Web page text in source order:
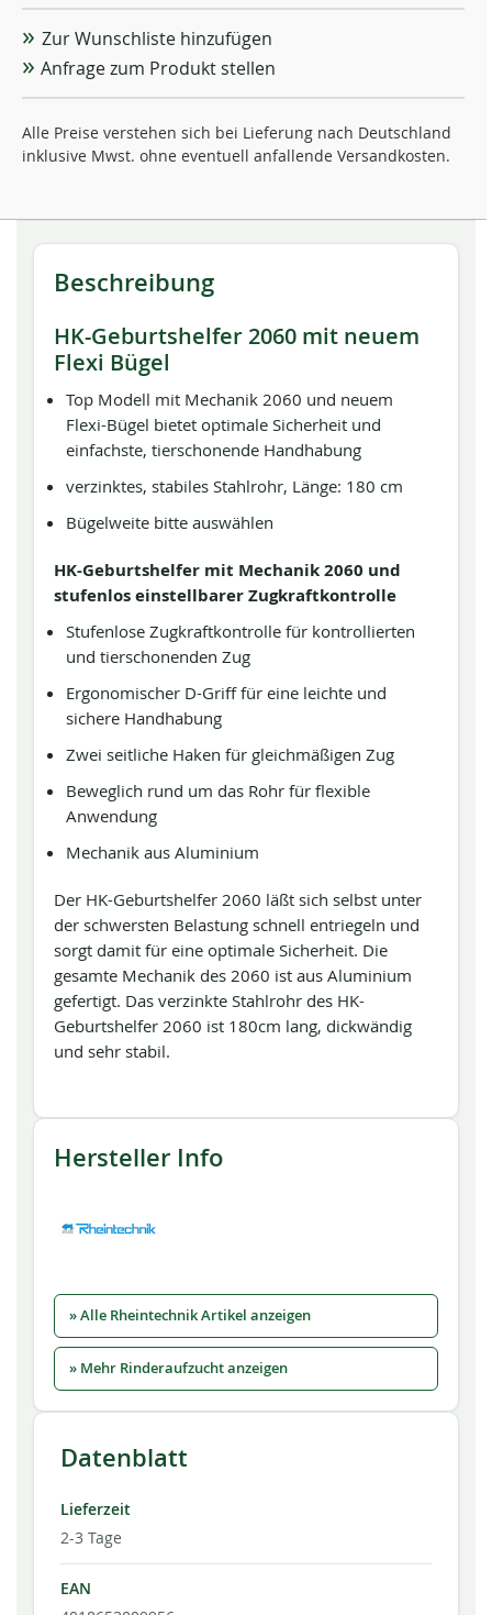
Zur Wunschliste hinzufügen
Anfrage zum Produkt stellen
Alle Preise verstehen sich bei Lieferung nach Deutschland
inklusive Mwst. ohne eventuell anfallende Versandkosten.
Beschreibung
HK-Geburtshelfer 2060 mit neuem
Flexi Bügel
Top Modell mit Mechanik 2060 und neuem
Flexi-Bügel bietet optimale Sicherheit und
einfachste, tierschonende Handhabung
verzinktes, stabiles Stahlrohr, Länge: 180 cm
Bügelweite bitte auswählen
HK-Geburtshelfer mit Mechanik 2060 und
stufenlos einstellbarer Zugkraftkontrolle
Stufenlose Zugkraftkontrolle für kontrollierten
und tierschonenden Zug
Ergonomischer D-Griff für eine leichte und
sichere Handhabung
Zwei seitliche Haken für gleichmäßigen Zug
Beweglich rund um das Rohr für ﬂexible
Anwendung
Mechanik aus Aluminium
Der HK-Geburtshelfer 2060 läßt sich selbst unter
der schwersten Belastung schnell entriegeln und
sorgt damit für eine optimale Sicherheit. Die
gesamte Mechanik des 2060 ist aus Aluminium
gefertigt. Das verzinkte Stahlrohr des HK-
Geburtshelfer 2060 ist 180cm lang, dickwändig
und sehr stabil.
Hersteller Info
» Alle Rheintechnik Artikel anzeigen
» Mehr Rinderaufzucht anzeigen
Datenblatt
Lieferzeit
2-3 Tage
EAN